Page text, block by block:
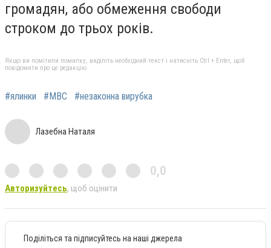
громадян, або обмеження свободи
строком до трьох років.
Якщо ви помітили помилку, виділіть необхідний текст і натисніть Ctrl + Enter, щоб
повідомити про це редакцію
#ялинки #МВС #незаконна вирубка
Лазебна Наталя
0,0
Авторизуйтесь, щоб оцінити
Поділіться та підписуйтесь на наші джерела